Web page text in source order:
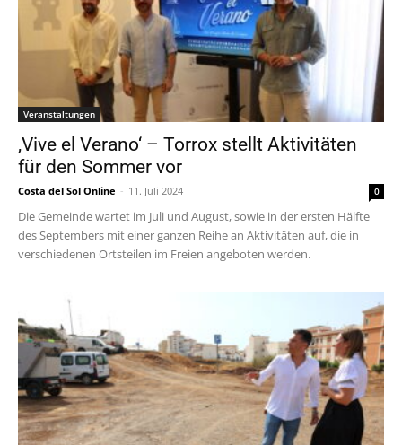
Veranstaltungen
‚Vive el Verano‘ – Torrox stellt Aktivitäten
für den Sommer vor
Costa del Sol Online - 11. Juli 2024 0
Die Gemeinde wartet im Juli und August, sowie in der ersten Hälfte
des Septembers mit einer ganzen Reihe an Aktivitäten auf, die in
verschiedenen Ortsteilen im Freien angeboten werden.